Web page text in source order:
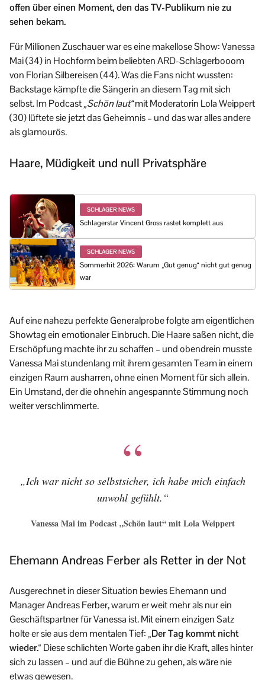
offen über einen Moment, den das TV-Publikum nie zu
sehen bekam.
Für Millionen Zuschauer war es eine makellose Show: Vanessa
Mai (34) in Hochform beim beliebten ARD-Schlagerbooom
von Florian Silbereisen (44). Was die Fans nicht wussten:
Backstage kämpfte die Sängerin an diesem Tag mit sich
selbst. Im Podcast„Schön laut“mit Moderatorin Lola Weippert
(30) lüftete sie jetzt das Geheimnis – und das war alles andere
als glamourös.
Haare, Müdigkeit und null Privatsphäre
SCHLAGER NEWS
Schlagerstar Vincent Gross rastet komplett aus
SCHLAGER NEWS
Sommerhit 2026: Warum „Gut genug“ nicht gut genug
war
Auf eine nahezu perfekte Generalprobe folgte am eigentlichen
Showtag ein emotionaler Einbruch. Die Haare saßen nicht, die
Erschöpfung machte ihr zu schaffen – und obendrein musste
Vanessa Mai stundenlang mit ihrem gesamten Team in einem
einzigen Raum ausharren, ohne einen Moment für sich allein.
Ein Umstand, der die ohnehin angespannte Stimmung noch
weiter verschlimmerte.
„Ich war nicht so selbstsicher, ich habe mich einfach
unwohl gefühlt.“
Vanessa Mai im Podcast „Schön laut“ mit Lola Weippert
Ehemann Andreas Ferber als Retter in der Not
Ausgerechnet in dieser Situation bewies Ehemann und
Manager Andreas Ferber, warum er weit mehr als nur ein
Geschäftspartner für Vanessa ist. Mit einem einzigen Satz
holte er sie aus dem mentalen Tief: „Der Tag kommt nicht
wieder.“Diese schlichten Worte gaben ihr die Kraft, alles hinter
sich zu lassen – und auf die Bühne zu gehen, als wäre nie
etwas gewesen.